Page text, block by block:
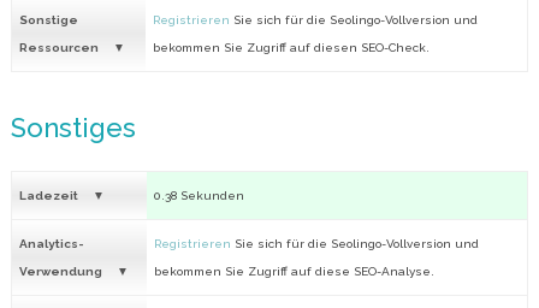
Sonstige
Ressourcen
Registrieren Sie sich für die Seolingo-Vollversion und
bekommen Sie Zugriff auf diesen SEO-Check.
Sonstiges
Ladezeit 0.38 Sekunden
Analytics-
Verwendung
Registrieren Sie sich für die Seolingo-Vollversion und
bekommen Sie Zugriff auf diese SEO-Analyse.